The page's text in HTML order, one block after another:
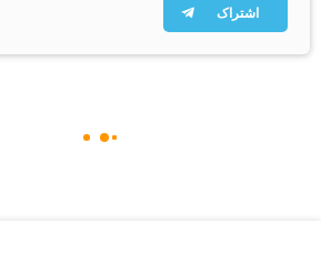
اشتراک